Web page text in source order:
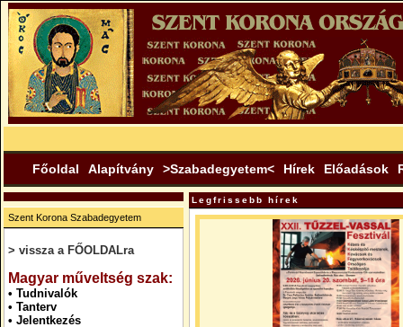
Főoldal Alapítvány >Szabadegyetem< Hírek Előadások
Szent Korona Szabadegyetem
> vissza a FŐOLDALra
Magyar műveltség szak:
• Tudnivalók
• Tanterv
• Jelentkezés
Legfrissebb hírek